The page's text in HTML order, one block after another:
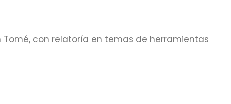
con relatoría en temas de herramientas